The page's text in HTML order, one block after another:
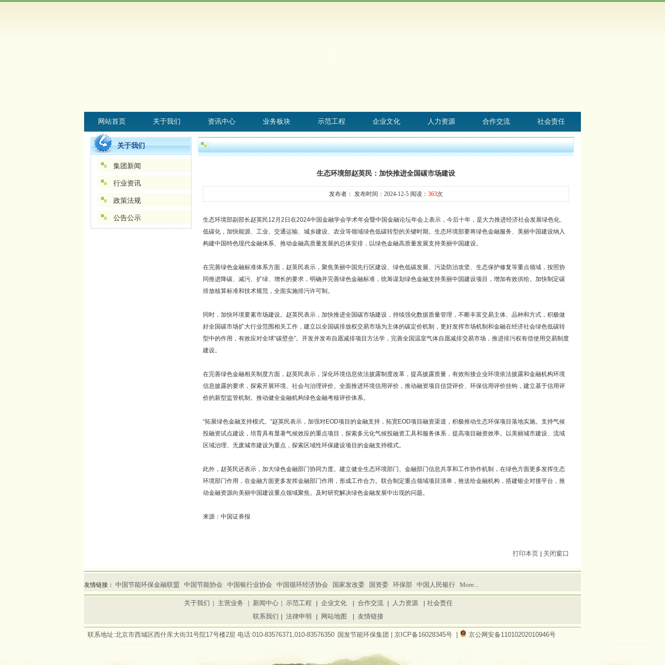
网站首页 关于我们 资讯中心 业务板块 示范工程 企业文化 人力资源 合作交流 社会责任
关于我们
集团新闻
行业资讯
政策法规
公告公示
生态环境部赵英民：加快推进全国碳市场建设
发布者： 发布时间：2024-12-5 阅读： 363次
生态环境部副部长赵英民12 月 2 日在2024中国金融学会学术年会暨中国金融论坛年会上表示，今后十年，是大力推进经济社会发展绿色化、
低碳化，加快能源、工业、交通运输、城乡建设、农业等领域绿色低碳转型的关键时期。生态环境部要将绿色金融服务、美丽中国建设纳入
构建中国特色现代金融体系、推动金融高质量发展的总体安排，以绿色金融高质量发展支持美丽中国建设。
在完善绿色金融标准体系方面，赵英民表示，聚焦美丽中国先行区建设、绿色低碳发展、污染防治攻坚、生态保护修复等重点领域，按照协
同推进降碳、减污、扩绿、增长的要求，明确并完善绿色金融标准，统筹谋划绿色金融支持美丽中国建设项目，增加有效供给。加快制定碳
排放核算标准和技术规范，全面实施排污许可制。
同时，加快环境要素市场建设。赵英民表示，加快推进全国碳市场建设，持续强化数据质量管理，不断丰富交易主体、品种和方式，积极做
好全国碳市场扩大行业范围相关工作，建立以全国碳排放权交易市场为主体的碳定价机制，更好发挥市场机制和金融在经济社会绿色低碳转
型中的作用，有效应对全球“碳壁垒”。开发并发布自愿减排项目方法学，完善全国温室气体自愿减排交易市场，推进排污权有偿使用交易制度
建设。
在完善绿色金融相关制度方面，赵英民表示，深化环境信息依法披露制度改革，提高披露质量，有效衔接企业环境依法披露和金融机构环境
信息披露的要求，探索开展环境、社会与治理评价。全面推进环境信用评价，推动融资项目信贷评价、环保信用评价挂钩，建立基于信用评
价的新型监管机制。推动健全金融机构绿色金融考核评价体系。
“拓展绿色金融支持模式。”赵英民表示，加强对EOD项目的金融支持，拓宽EOD项目融资渠道，积极推动生态环保项目落地实施。支持气候
投融资试点建设，培育具有显著气候效应的重点项目，探索多元化气候投融资工具和服务体系，提高项目融资效率。以美丽城市建设、流域
区域治理、无废城市建设为重点，探索区域性环保建设项目的金融支持模式。
此外，赵英民还表示，加大绿色金融部门协同力度。建立健全生态环境部门、金融部门信息共享和工作协作机制，在绿色方面更多发挥生态
环境部门作用，在金融方面更多发挥金融部门作用，形成工作合力。联合制定重点领域项目清单，推送给金融机构，搭建银企对接平台，推
动金融资源向美丽中国建设重点领域聚焦。及时研究解决绿色金融发展中出现的问题。
来源：中国证券报
打印本页 关闭窗口
友情链接： 中国节能环保金融联盟 中国节能协会 中国银行业协会 中国循环经济协会 国家发改委 国资委 环保部 中国人民银行 More...
关于我们 主营业务 新闻中心 示范工程 企业文化 合作交流 人力资源
社会责任
联系我们
法律申明 网站地图 友情链接
联系地址:北京市西城区西什库大街31号院17号楼2层 电话:010-83576371,010-83576350 国发节能环保集团 | 京ICP备16028345号 京公网安备11010202010946号